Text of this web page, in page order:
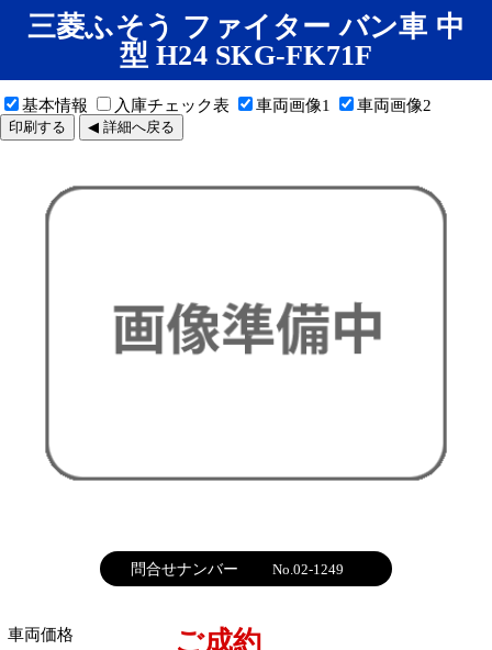
三菱ふそう ファイター バン車 中
型 H24 SKG-FK71F
基本情報 入庫チェック表 車両画像1 車両画像2
印刷する ◀ 詳細へ戻る
問合せナンバー No.02-1249
車両価格 ご成約